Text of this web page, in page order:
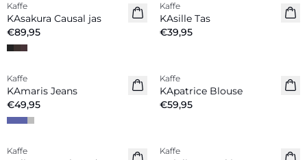
Nieuw
Kaffe
KAsakura Causal jas
€89,95
Nieuw
Kaffe
KAsille Tas
€39,95
Kaffe
KAmaris Jeans
€49,95
Nieuw
Kaffe
KApatrice Blouse
€59,95
Nieuw
Kaffe Nieuw
Kaffe